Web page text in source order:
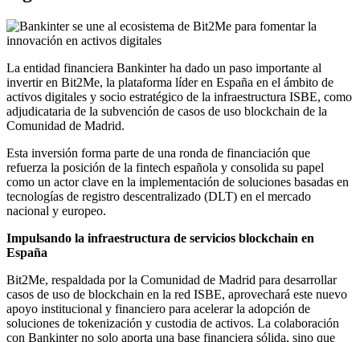
La entidad financiera Bankinter ha dado un paso importante al
invertir en Bit2Me, la plataforma líder en España en el ámbito de
activos digitales y socio estratégico de la infraestructura ISBE, como
adjudicataria de la subvención de casos de uso blockchain de la
Comunidad de Madrid.
Esta inversión forma parte de una ronda de financiación que
refuerza la posición de la fintech española y consolida su papel
como un actor clave en la implementación de soluciones basadas en
tecnologías de registro descentralizado (DLT) en el mercado
nacional y europeo.
Impulsando la infraestructura de servicios blockchain en
España
Bit2Me, respaldada por la Comunidad de Madrid para desarrollar
casos de uso de blockchain en la red ISBE, aprovechará este nuevo
apoyo institucional y financiero para acelerar la adopción de
soluciones de tokenización y custodia de activos. La colaboración
con Bankinter no solo aporta una base financiera sólida, sino que